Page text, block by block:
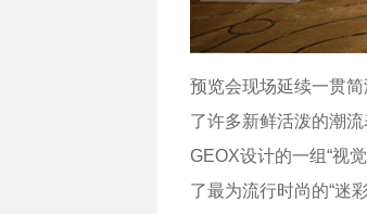
预览会现场延续一贯
了许多新鲜活泼的潮
GEOX设计的一组“视
了最为流行时尚的“迷